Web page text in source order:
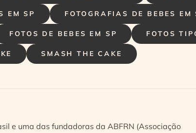
EM SP FOTOGRAFIAS DE BEBES EM
FOTOS DE BEBES EM SP FOTOS
SMASH THE CAKE
e uma das fundadoras da ABFRN (Associação